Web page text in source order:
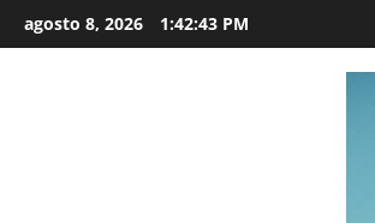
al
agosto 8, 2026 1:42:44 PM